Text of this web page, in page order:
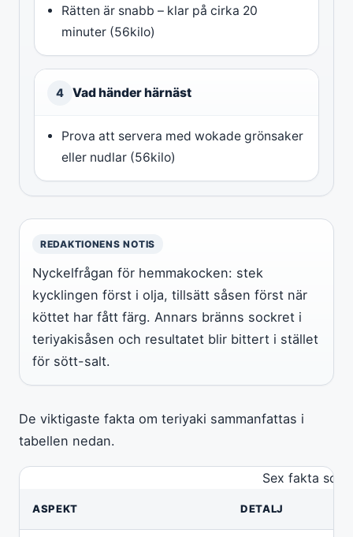
Rätten är snabb – klar på cirka 20
minuter (56kilo)
4 Vad händer härnäst
Prova att servera med wokade grönsaker
eller nudlar (56kilo)
REDAKTIONENS NOTIS
Nyckelfrågan för hemmakocken: stek
kycklingen först i olja, tillsätt såsen först när
köttet har fått färg. Annars bränns sockret i
teriyakisåsen och resultatet blir bittert i stället
för sött-salt.
De viktigaste fakta om teriyaki sammanfattas i
tabellen nedan.
Sex fakta
ASPEKT DETALJ